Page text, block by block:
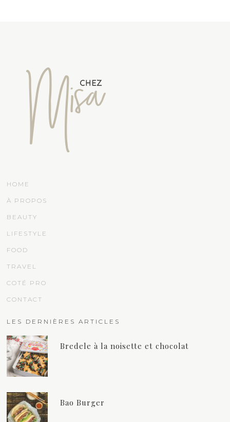
HOME
À PROPOS
BEAUTY
LIFESTYLE
FOOD
TRAVEL
COTÉ PRO
CONTACT
LES DERNIÈRES ARTICLES
Bredele à la noisette et chocolat
Bao Burger